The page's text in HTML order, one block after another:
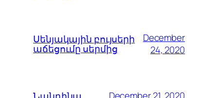
Սենյակային բույսերի
աճեցումը սերմից
December
24, 2020